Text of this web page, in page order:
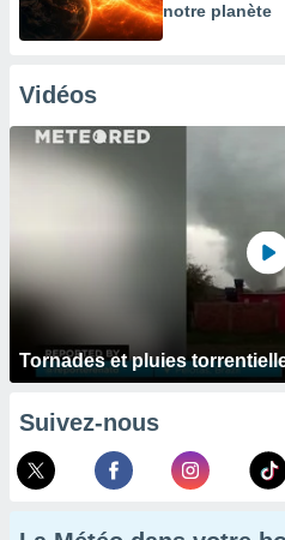
notre planète
Vidéos
Tornades et pluies
Suivez-nous